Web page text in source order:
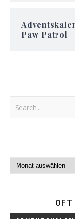
Paw Patrol
Archiv
OFT